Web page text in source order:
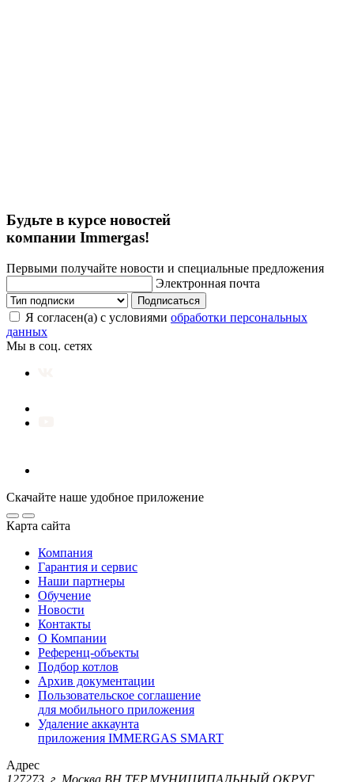
Будьте в курсе новостей
компании Immergas!
Первыми получайте новости и специальные предложения
Электронная почта
Подписаться
Я согласен(а) с условиями обработки персональных
данных
Мы в соц. сетях
Скачайте наше удобное приложение
Карта сайта
Компания
Гарантия и сервис
Наши партнеры
Обучение
Новости
Контакты
О Компании
Референц-объекты
Подбор котлов
Архив документации
Пользовательское соглашение
для мобильного приложения
Удаление аккаунта
приложения IMMERGAS SMART
Адрес
127273, г. Москва ВН.ТЕР.МУНИЦИПАЛЬНЫЙ ОКРУГ